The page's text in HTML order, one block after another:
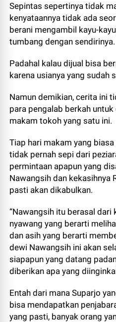
Sepintas sepertinya tidak
kenyataannya tidak ada
berani mengambil kayu-
tumbang dengan sendirinya.
Padahal kalau dijual bisa
karena usianya yang sudah
Namun demikian, cerita ini
para pengalab berkah
makam tokoh yang satu ini.
Tiap hari makam yang
tidak pernah sepi dari
permintaan apapun yang
Nawangsih dan kekasihnya
pasti akan dikabulkan.
“Nawangsih itu berasal dari
nyawang yang berarti
dan asih yang berarti
dewi Nawangsih ini akan
siapapun yang datang
diberikan apa yang
Entah dari mana Suparjo
bisa mendapatkan
yang pasti, banyak orang